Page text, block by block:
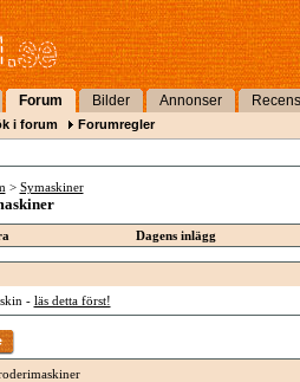
Forum Bilder Annonser
i forum Forumregler
> Symaskiner
Dagens inlägg
- läs detta först!